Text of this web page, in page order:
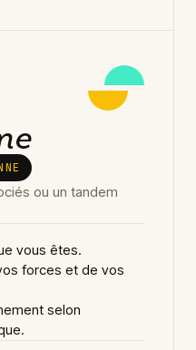
ou un tandem
vous êtes.
forces et de vos
selon